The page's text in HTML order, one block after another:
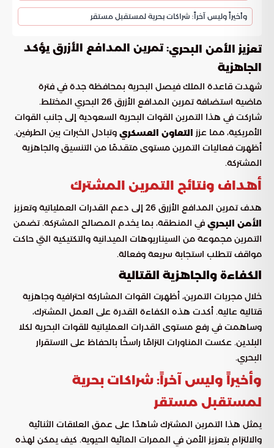
وأخيراً وليس آخراً: شراكات بحرية لمستقبل مستقر
تعزيز الأمن البحري: تمرين المدافع الأزرق يؤكد
الجاهزية
شهدت قاعدة الملك فيصل البحرية بمحافظة جدة في فترة
ماضية استضافة تمرين المدافع الأزرق 26 البحري المختلط.
شاركت في هذا التمرين القوات البحرية السعودية إلى جانب القوات
الأمريكية، مما عزز التعاون العسكري وتبادل الخبرات بين الطرفين.
أظهرت فعاليات التمرين مستوى متقدمًا من التنسيق والجاهزية
المشتركة.
أهداف ونتائج التمرين المشترك
هدف تمرين المدافع الأزرق 26 إلى دعم القدرات العملياتية وتعزيز
الأمن البحري في المنطقة، بما يخدم المصالح المشتركة. تضمن
التمرين مجموعة من السيناريوهات الميدانية والتكتيكية التي حاكت
مواقف تتطلب استجابة سريعة وفعالة.
الكفاءة والجاهزية القتالية
خلال مجريات التمرين، أظهرت القوات المشاركة احترافية وجاهزية
قتالية عالية. أكدت هذه الكفاءة القدرة على العمل المشترك،
وساهمت في رفع مستوى القدرات العملياتية للقوات البحرية لكلا
البلدين. عكست المناورات التزامًا راسخًا بالحفاظ على الاستقرار
البحري.
وأخيراً وليس آخراً: شراكات بحرية
لمستقبل مستقر
يمثل هذا التمرين المشترك شاهدًا على عمق العلاقات الثنائية
والالتزام بتعزيز الأمن في الممرات المائية الحيوية. كيف يمكن لهذه